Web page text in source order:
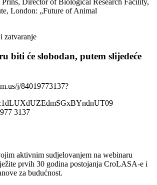
London: „Future of Animal
zatvaranje
biti će slobodan, putem slijedeće
j/84019773137?
3137
aktivnim sudjelovanjem na webinaru
prvih 30 godina postojanja CroLASA-e i
za budućnost.